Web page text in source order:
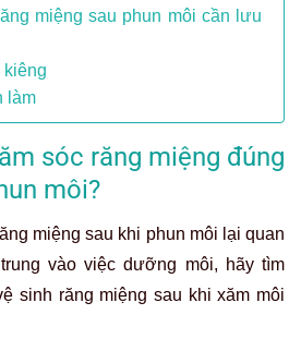
miệng sau phun môi cần lưu
kiêng
làm
sóc răng miệng đúng
môi?
miệng sau khi phun môi lại quan
vào việc dưỡng môi, hãy tìm
sinh răng miệng sau khi xăm môi